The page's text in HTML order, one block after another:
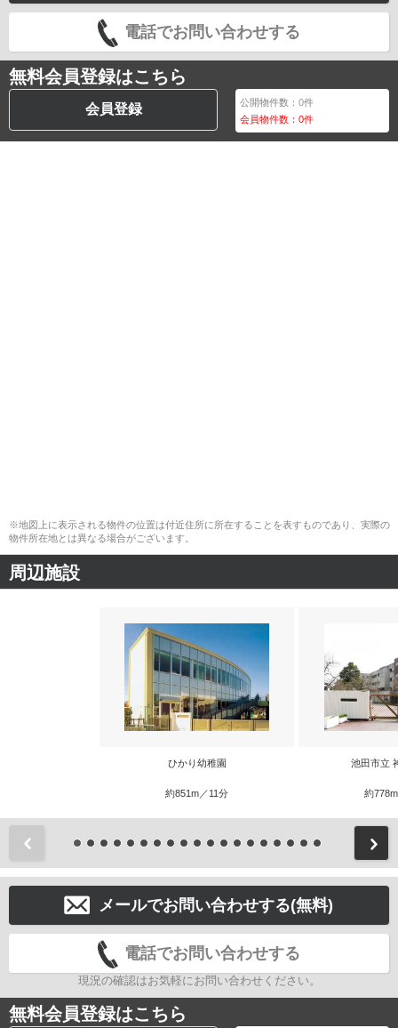
電話でお問い合わせする
無料会員登録はこちら
会員登録 公開物件数：0件
会員物件数：0件
※地図上に表示される物件の位置は付近住所に所在することを表すものであり、実際の
物件所在地とは異なる場合がございます。
周辺施設
ひかり幼稚園
約851m／11分
池田市立
約
メールでお問い合わせする(無料)
電話でお問い合わせする
現況の確認はお気軽にお問い合わせください。
無料会員登録はこちら